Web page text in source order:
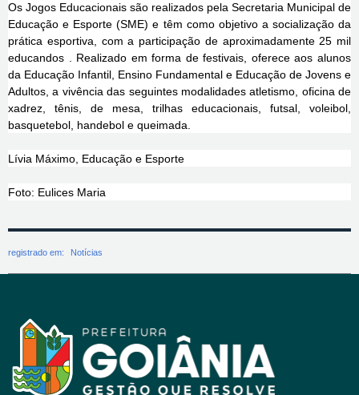
Os Jogos Educacionais são realizados pela Secretaria Municipal de
Educação e Esporte (SME) e têm como objetivo a socialização da
prática esportiva, com a participação de aproximadamente 25 mil
educandos . Realizado em forma de festivais, oferece aos alunos
da Educação Infantil, Ensino Fundamental e Educação de Jovens e
Adultos, a vivência das seguintes modalidades atletismo, oficina de
xadrez, tênis, de mesa, trilhas educacionais, futsal, voleibol,
basquetebol, handebol e queimada.
Lívia Máximo, Educação e Esporte
Foto: Eulices Maria
registrado em: Notícias